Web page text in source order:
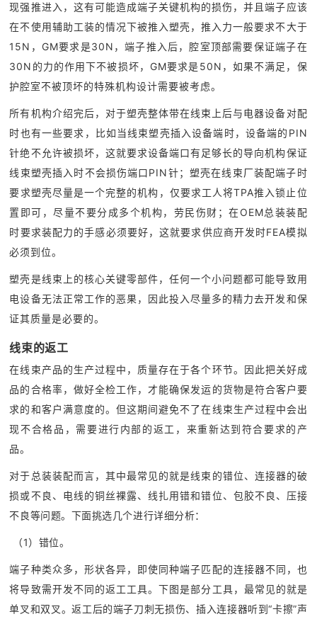
现强推进入，这有可能造成端子关键机构的损伤，并且端子应该
在不使用辅助工装的情况下被推入塑壳，推入力一般要求不大于
15N，GM要求是30N，端子推入后，腔室顶部需要保证端子在
30N的力的作用下不被损坏，GM要求是50N，如果不满足，保
护腔室不被顶坏的特殊机构设计需要被考虑。
所有机构介绍完后，对于塑壳整体带在线束上后与电器设备对配
时也有一些要求，比如当线束塑壳插入设备端时，设备端的PIN
针绝不允许被损坏，这就要求设备端口有足够长的导向机构保证
线束塑壳插入时不会损伤端口PIN针；塑壳在线束厂装配端子时
要求塑壳尽量是一个完整的机构，仅要求工人将TPA推入锁止位
置即可，尽量不要分成多个机构，劳民伤财；在OEM总装装配
时要求装配力的手感必须要好，这就要求供应商开发时FEA模拟
必须到位。
塑壳是线束上的核心关键零部件，任何一个小问题都可能导致用
电设备无法正常工作的恶果，因此投入尽量多的精力去开发和保
证其质量是必要的。
线束的返工
在线束产品的生产过程中，质量存在于各个环节。因此把关好成
品的合格率，做好全检工作，才能确保发运的货物是符合客户要
求的和客户满意度的。但这期间避免不了在线束生产过程中会出
现不合格品，需要进行内部的返工，来重新达到符合要求的产
品。
对于总装装配而言，其中最常见的就是线束的错位、连接器的破
损或不良、电线的铜丝裸露、线扎用错和错位、包胶不良、压接
不良等问题。下面挑选几个进行详细分析：
（1）错位。
端子种类众多，形状各异，即使同种端子匹配的连接器不同，也
将导致需开发不同的返工工具。下图是部分工具，最常见的就是
单叉和双叉。返工后的端子刀刺无损伤、插入连接器听到“卡擦”声